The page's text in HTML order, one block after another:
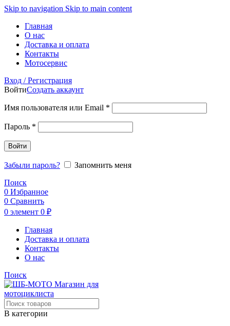
Skip to navigation Skip to main content
Главная
О нас
Доставка и оплата
Контакты
Мотосервис
Вход / Регистрация
ВойтиСоздать аккаунт
Имя пользователя или Email *
Пароль *
Войти
Забыли пароль?
Запомнить меня
Поиск
0 Избранное
0 Сравнить
0 элемент 0 ₽
Главная
Доставка и оплата
Контакты
О нас
Поиск
В категории